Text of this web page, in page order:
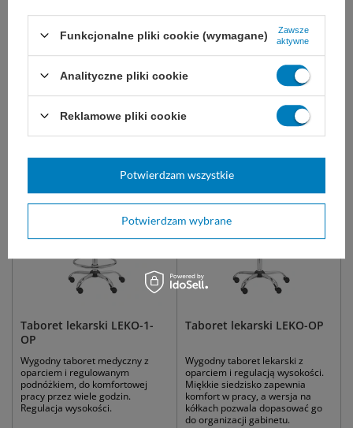
pozwalają dopasować go do
LEKO LEKO-1
LEKO-OP
LEKO-1-OP
Na zamówienie
879,99 zł
kółek pozwala dopasować do
organizacji pracy w gabinecie.
LEKO-1-OP
LEKO-OP
Na zamówienie
1 040,00 zł
Taboret lekarski LEKO-1-
OP
Wygodny taboret medyczny z
oparciem i regulowanym
podnóżkiem, do komfortowej
pracy przez wiele godzin.
Regulacja wysokości.
Taboret lekarski LEKO-OP
Wygodny taboret lekarski z
oparciem i regulacją wysokości.
Miękkie siedzisko zapewnia
komfort w pracy, a wersja na
kółkach pozwala dopasować go
do organizacji gabinetu.
Funkcjonalne pliki cookie (wymagane)
Zawsze
aktywne
Analityczne pliki cookie
Reklamowe pliki cookie
Potwierdzam wybrane
Potwierdzam wszystkie